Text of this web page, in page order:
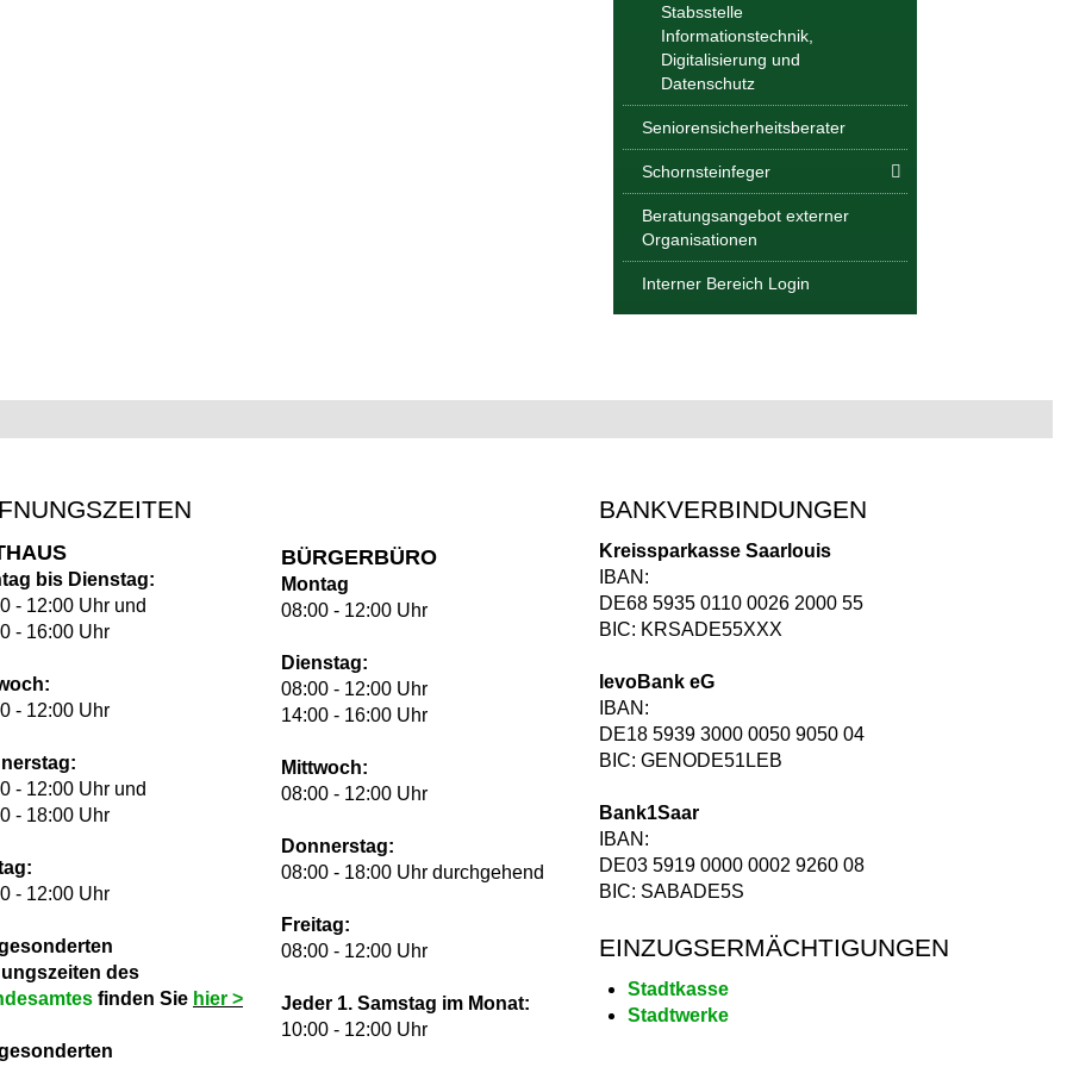
Stabsstelle
Informationstechnik,
Digitalisierung und
Datenschutz
Seniorensicherheitsberater
Schornsteinfeger
Beratungsangebot externer
Organisationen
Interner Bereich Login
bis Dienstag:
- 12:00 Uhr und
- 16:00 Uhr
- 12:00 Uhr
- 12:00 Uhr und
- 18:00 Uhr
- 12:00 Uhr
des
finden Sie hier >
BÜRGERBÜRO
Montag
08:00 - 12:00 Uhr
Dienstag:
08:00 - 12:00 Uhr
14:00 - 16:00 Uhr
Mittwoch:
08:00 - 12:00 Uhr
Donnerstag:
08:00 - 18:00 Uhr durchgehend
Freitag:
08:00 - 12:00 Uhr
Jeder 1. Samstag im Monat:
10:00 - 12:00 Uhr
BANKVERBINDUNGEN
Kreissparkasse Saarlouis
IBAN:
DE68 5935 0110 0026 2000 55
BIC: KRSADE55XXX
levoBank eG
IBAN:
DE18 5939 3000 0050 9050 04
BIC: GENODE51LEB
Bank1Saar
IBAN:
DE03 5919 0000 0002 9260 08
BIC: SABADE5S
EINZUGSERMÄCHTIGUNGEN
Stadtkasse
Stadtwerke